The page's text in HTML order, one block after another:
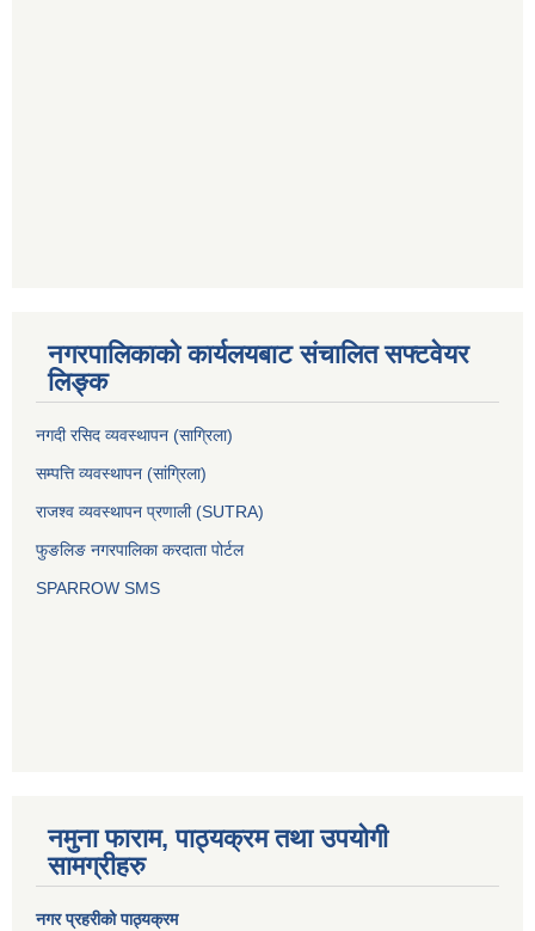
नगरपालिकाको कार्यलयबाट संचालित सफ्टवेयर
लिङ्क
नगदी रसिद व्यवस्थापन (साग्रिला)
सम्पत्ति व्यवस्थापन (सांग्रिला)
राजश्व व्यवस्थापन प्रणाली (SUTRA)
फुङलिङ नगरपालिका करदाता पोर्टल
SPARROW SMS
नमुना फाराम, पाठ्यक्रम तथा उपयोगी
सामग्रीहरु
नगर प्रहरीको पाठ्यक्रम